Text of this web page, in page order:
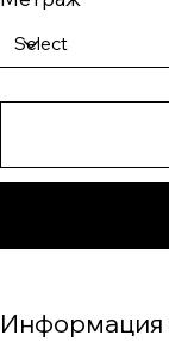
Информация